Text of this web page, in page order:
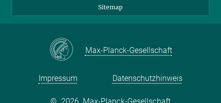
Sitemap
Max-Planck-Gesellschaft
Impressum Datenschutzhinweis